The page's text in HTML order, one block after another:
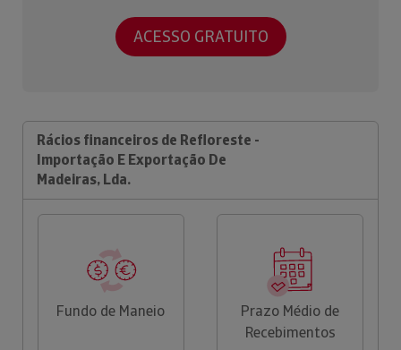
ACESSO GRATUITO
Rácios financeiros de Refloreste -
Importação E Exportação De
Madeiras, Lda.
Fundo de Maneio
Prazo Médio de
Recebimentos